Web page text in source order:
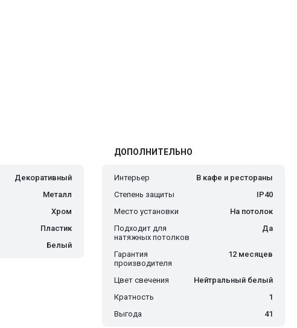
Декоративный
Металл
Хром
Пластик
Белый
ДОПОЛНИТЕЛЬНО
Интерьер
В кафе и рестораны
Степень защиты
IP40
Место установки
На потолок
Подходит для
натяжных потолков
Да
Гарантия
производителя
12 месяцев
Цвет свечения
Нейтральный белый
Кратность
1
Выгода
41